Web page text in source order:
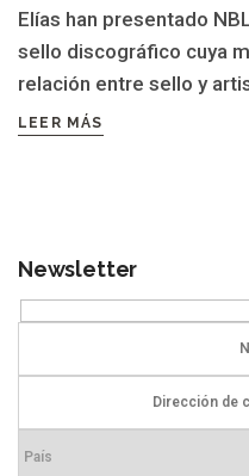
Elías han presentado
sello discográfico cuya
relación entre sello y
LEER MÁS
Newsletter